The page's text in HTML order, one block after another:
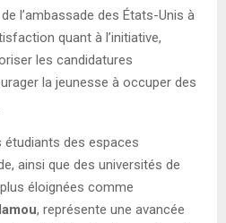
l’ambassade des États-Unis à
quant à l’initiative,
les candidatures
la jeunesse à occuper des
étudiants des espaces
ainsi que des universités de
éloignées comme
, représente une avancée